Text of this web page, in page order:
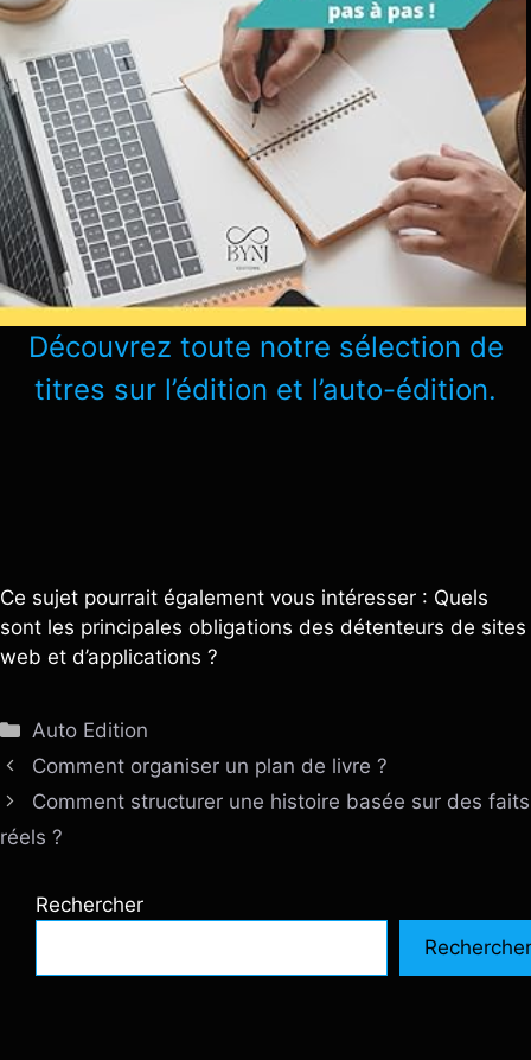
Découvrez toute notre sélection de
titres sur l’édition et l’auto-édition.
Ce sujet pourrait également vous intéresser : Quels
sont les principales obligations des détenteurs de sites
web et d’applications ?
Catégories
Auto Edition
Comment organiser un plan de livre ?
Comment structurer une histoire basée sur des faits
réels ?
Rechercher
Rechercher